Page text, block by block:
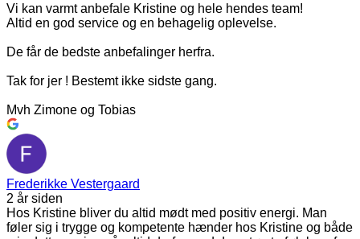
Vi kan varmt anbefale Kristine og hele hendes team!
Altid en god service og en behagelig oplevelse.
De får de bedste anbefalinger herfra.
Tak for jer ! Bestemt ikke sidste gang.
Mvh Zimone og Tobias
Frederikke Vestergaard
2 år siden
Hos Kristine bliver du altid mødt med positiv energi. Man
føler sig i trygge og kompetente hænder hos Kristine og både